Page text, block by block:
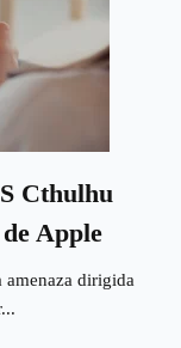
Cthulhu
Apple
amenaza dirigida